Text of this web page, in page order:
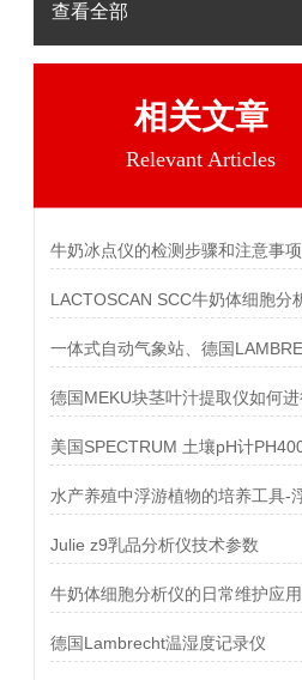
查看全部
相关文章
Relevant Articles
牛奶冰点仪的检测步骤和注意事项
Julie z9乳品分析仪技术参数
德国Lambrecht温湿度记录仪